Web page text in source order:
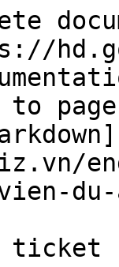
to
vien-
ticket